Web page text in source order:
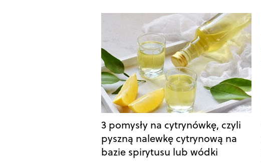
3 pomysły na cytrynówkę, czyli
pyszną nalewkę cytrynową na
bazie spirytusu lub wódki